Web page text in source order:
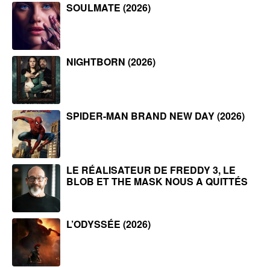
SOULMATE (2026)
NIGHTBORN (2026)
SPIDER-MAN BRAND NEW DAY (2026)
LE RÉALISATEUR DE FREDDY 3, LE
BLOB ET THE MASK NOUS A QUITTÉS
L’ODYSSÉE (2026)